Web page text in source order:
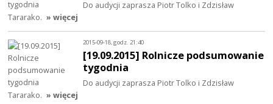
Do audycji zaprasza Piotr Tolko i Zdzisław
Tararako. » więcej
2015-09-18, godz. 21:40
[19.09.2015] Rolnicze podsumowanie
tygodnia
Do audycji zaprasza Piotr Tolko i Zdzisław
Tararako. » więcej